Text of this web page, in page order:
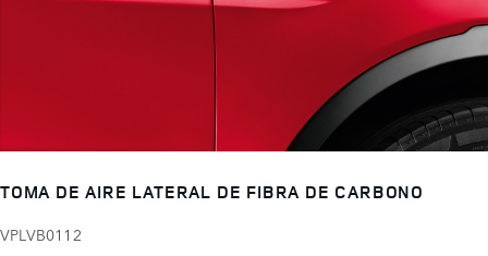
TOMA DE AIRE LATERAL DE FIBRA DE CARBONO
VPLVB0112